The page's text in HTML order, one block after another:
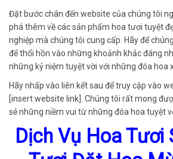
Đặt bước chân đến website của chúng tôi
phá thêm về các sản phẩm hoa tươi tuyệt
nghiệp mà chúng tôi cung cấp. Hãy để
để thổi hồn vào những khoảnh khắc đáng
những kỷ niệm tuyệt vời với những đóa hoa
Hãy nhấp vào liên kết sau để truy cập vào
[insert website link]. Chúng tôi rất mong
sẻ những niềm vui từ những đóa hoa tuyệt
Dịch Vụ Hoa Tươi